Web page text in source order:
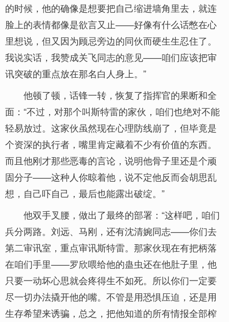
的时候，他的确像是想要把自己缩进墙角里去，就连
脸上的表情都像是欲言又止——好像有什么话憋在心
里想说，但又因为顾忌旁边的同伙而硬生生忍住了。
我说实话，我赞成关飞同志的意见——咱们应该把审
讯突破的重点放在那名白人身上。”
他顿了顿，话锋一转，恢复了指挥官的果断和全
面：“不过，对那个叫斯特雷的家伙，咱们也绝对不能
轻易放过。这家伙虽然现在心理防线崩了，但毕竟是
个资深的执行者，嘴里肯定藏着不少有价值的东西。
而且他刚才那些恶毒的言论，说明他骨子里还是个顽
固分子——这种人你晾着他，说不定他反而会胡思乱
想，自己吓自己，最后也能露出破绽。”
他双手叉腰，做出了最终的部署：“这样吧，咱们
兵分两路。刘远、马刚，还有沈清婉同志——你们去
第二审讯室，重点审讯斯特雷。那家伙现在有把柄落
在咱们手里——罗欣喂给他的蛊虫还在他肚子里，他
只要一动坏心思就会疼得生不如死。所以你们一定要
尽一切办法撬开他的嘴。不管是用恐惧压迫，还是用
生存希望来诱骗，总之，把他知道的所有情报全部榨